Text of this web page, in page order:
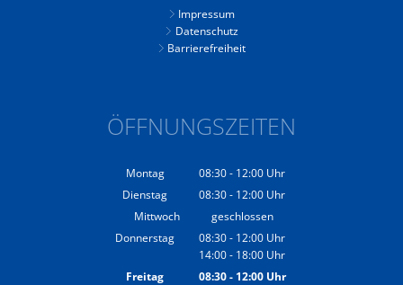
Impressum
Datenschutz
Barrierefreiheit
ÖFFNUNGSZEITEN
Montag 08:30- 12:00 Uhr
Von 08:30 bis 12:00 Uhr
Dienstag 08:30- 12:00 Uhr
Von 08:30 bis 12:00 Uhr
Mittwoch
geschlossen
Donnerstag
08:30- 12:00 Uhr
Von 08:30 bis 12:00 Uhr
14:00- 18:00 Uhr
Von 14:00 bis 18:00 Uhr
Freitag 08:30- 12:00Uhr